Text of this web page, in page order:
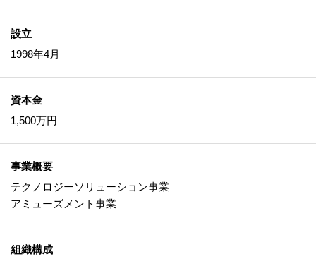
設立
1998年4月
資本金
1,500万円
事業概要
テクノロジーソリューション事業
アミューズメント事業
組織構成